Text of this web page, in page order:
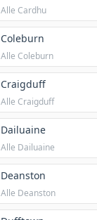
Alle Cardhu
Coleburn
Alle Coleburn
Craigduff
Alle Craigduff
Dailuaine
Alle Dailuaine
Deanston
Alle Deanston